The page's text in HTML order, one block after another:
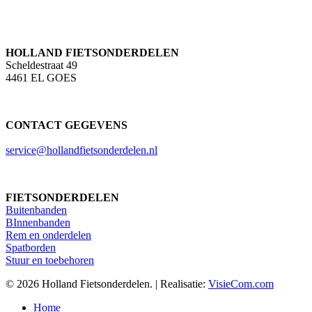
HOLLAND FIETSONDERDELEN
Scheldestraat 49
4461 EL GOES
CONTACT GEGEVENS
service@hollandfietsonderdelen.nl
FIETSONDERDELEN
Buitenbanden
BInnenbanden
Rem en onderdelen
Spatborden
Stuur en toebehoren
© 2026 Holland Fietsonderdelen. | Realisatie: VisieCom.com
Close
Home